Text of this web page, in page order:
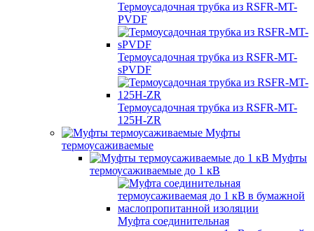
Термоусадочная трубка из RSFR-MT-
PVDF
Термоусадочная трубка из RSFR-MT-
sPVDF
Термоусадочная трубка из RSFR-MT-
125H-ZR
Муфты
термоусаживаемые
Муфты
термоусаживаемые до 1 кВ
Муфта соединительная